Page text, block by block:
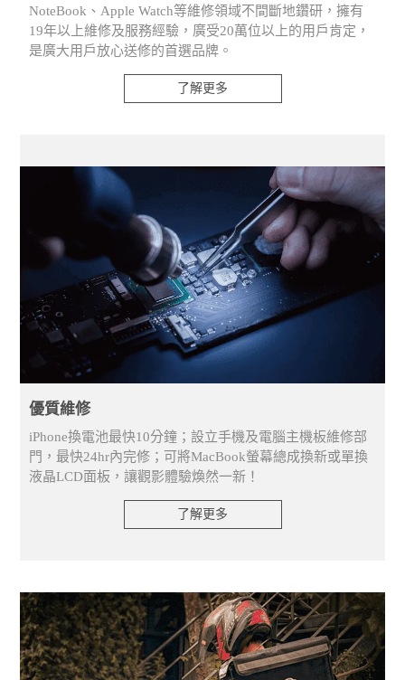
NoteBook、Apple Watch等維修領域不間斷地鑽研，擁有
19年以上維修及服務經驗，廣受20萬位以上的用戶肯定，
是廣大用戶放心送修的首選品牌。
了解更多
優質維修
iPhone換電池最快10分鐘；設立手機及電腦主機板維修部
門，最快24hr內完修；可將MacBook螢幕總成換新或單換
液晶LCD面板，讓觀影體驗煥然一新！
了解更多